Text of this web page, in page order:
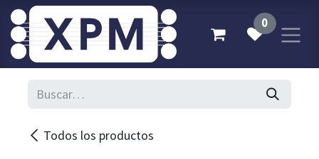
Ir al contenido
0
Todos los productos